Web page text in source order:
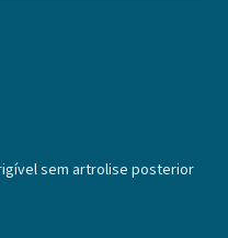
sem artrolise posterior